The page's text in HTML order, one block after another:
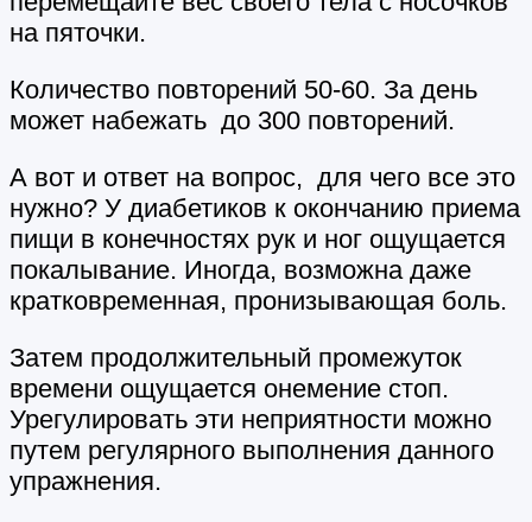
на пяточки.
Количество повторений 50-60. За день
может набежать до 300 повторений.
А вот и ответ на вопрос, для чего все это
нужно? У диабетиков к окончанию приема
пищи в конечностях рук и ног ощущается
покалывание. Иногда, возможна даже
кратковременная, пронизывающая боль.
Затем продолжительный промежуток
времени ощущается онемение стоп.
Урегулировать эти неприятности можно
путем регулярного выполнения данного
упражнения.